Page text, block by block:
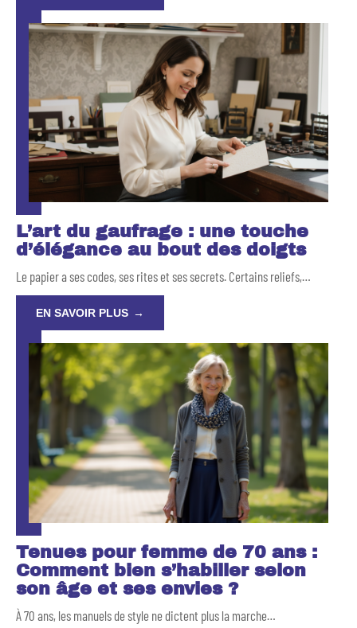
L’art du gaufrage : une touche
d’élégance au bout des doigts
Le papier a ses codes, ses rites et ses secrets. Certains reliefs,…
EN SAVOIR PLUS
Tenues pour femme de 70 ans :
Comment bien s’habiller selon
son âge et ses envies ?
À 70 ans, les manuels de style ne dictent plus la marche…